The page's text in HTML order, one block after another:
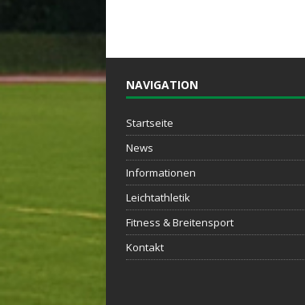
NAVIGATION
Startseite
News
Informationen
Leichtathletik
Fitness & Breitensport
Kontakt